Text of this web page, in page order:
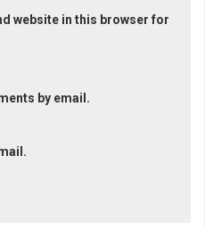
website in this browser for
by email.